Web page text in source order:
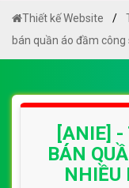
Thiết kế Website
bán quần áo đầm
[ANIE]
BÁN
NHIỀU